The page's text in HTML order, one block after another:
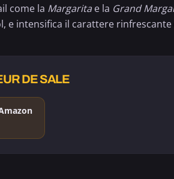
come la Margarita e la Grand
e intensifica il carattere
DE SALE